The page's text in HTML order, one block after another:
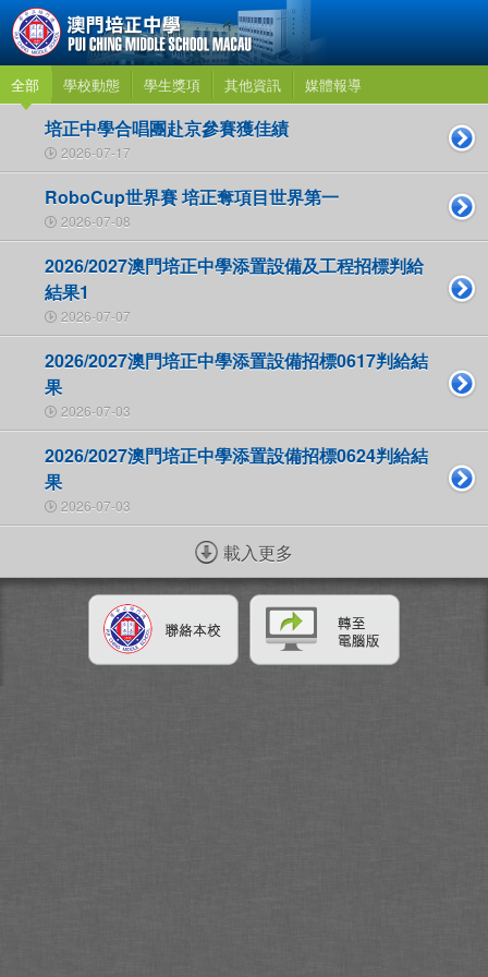
全部 學校動態 學生獎項 其他資訊 媒體報導
培正中學合唱團赴京參賽獲佳績
2026-07-17
RoboCup世界賽 培正奪項目世界第一
2026-07-08
2026/2027澳門培正中學添置設備及工程招標判給
結果1
2026-07-07
2026/2027澳門培正中學添置設備招標0617判給結
果
2026-07-03
2026/2027澳門培正中學添置設備招標0624判給結
果
2026-07-03
載入更多